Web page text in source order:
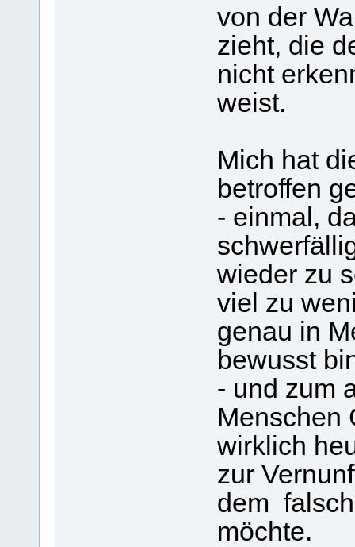
von der
zieht, die
nicht
weist.
Mich hat
betroffen
- einmal,
wieder zu
viel zu
genau in
bewusst
- und zum
Menschen
wirklich
zur
dem
möchte.